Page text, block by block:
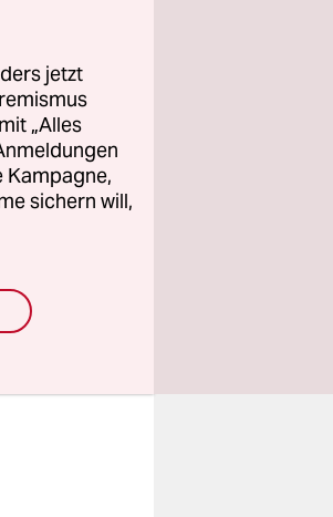
jetzt
„Alles
Kampagne,
sichern will,